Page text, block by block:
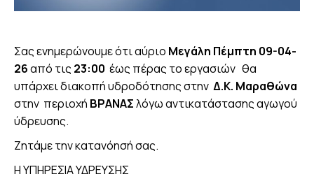
Σας ενημερώνουμε ότι αύριο Μεγάλη Πέμπτη 09-04-
26από τις 23:00 έως πέρας το εργασιών θα
υπάρχει διακοπή υδροδότησης στην Δ.Κ. Μαραθώνα
στην περιοχή ΒΡΑΝΑΣλόγω αντικατάστασης αγωγού
ύδρευσης.
Ζητάμε την κατανόησή σας.
Η ΥΠΗΡΕΣΙΑ ΥΔΡΕΥΣΗΣ